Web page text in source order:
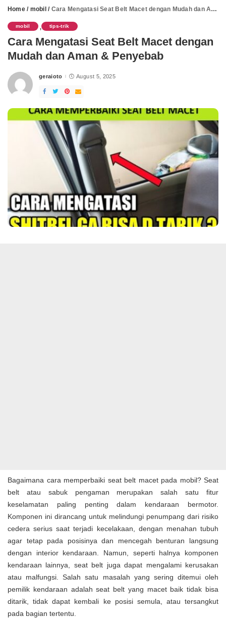
Home/ mobil / Cara Mengatasi Seat Belt Macet dengan Mudah dan Aman & Penyebab
mobil , tips-trik
Cara Mengatasi Seat Belt Macet dengan
Mudah dan Aman & Penyebab
Posted
geraioto August 5, 2025
Bagaimana cara memperbaiki seat belt macet pada mobil? Seat
belt atau sabuk pengaman merupakan salah satu fitur
keselamatan paling penting dalam kendaraan bermotor.
Komponen ini dirancang untuk melindungi penumpang dari risiko
cedera serius saat terjadi kecelakaan, dengan menahan tubuh
agar tetap pada posisinya dan mencegah benturan langsung
dengan interior kendaraan. Namun, seperti halnya komponen
kendaraan lainnya, seat belt juga dapat mengalami kerusakan
atau malfungsi. Salah satu masalah yang sering ditemui oleh
pemilik kendaraan adalah seat belt yang macet baik tidak bisa
ditarik, tidak dapat kembali ke posisi semula, atau tersangkut
pada bagian tertentu.